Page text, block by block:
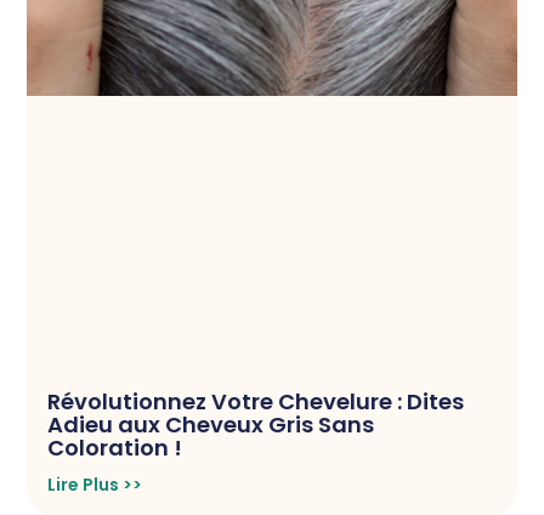
Révolutionnez Votre Chevelure : Dites
Adieu aux Cheveux Gris Sans
Coloration !
Lire Plus >>